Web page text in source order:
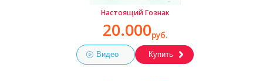
Настоящий Гознак
20.000руб.
Видео Купить